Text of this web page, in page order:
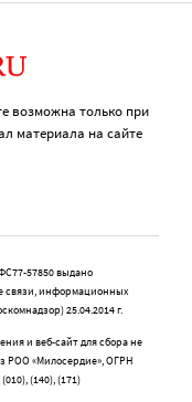
возможна только при
материала на сайте
57850 выдано
связи, информационных
25.04.2014 г.
и веб-сайт для сбора не
РОО «Милосердие», ОГРН
(140), (171)